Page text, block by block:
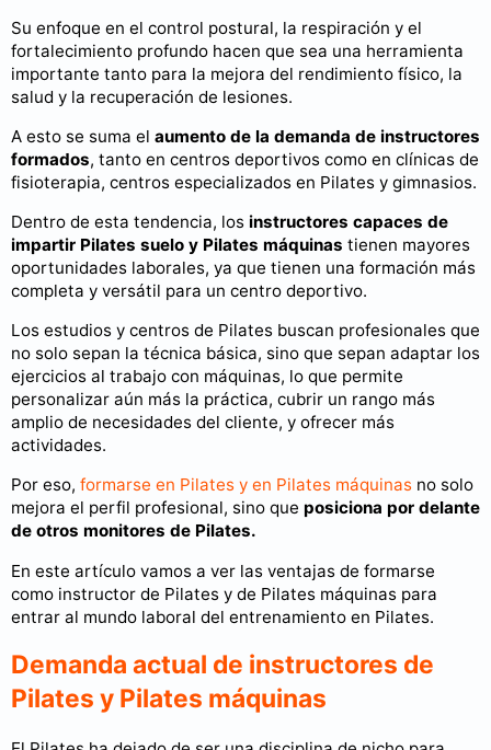
Su enfoque en el control postural, la respiración y el
fortalecimiento profundo hacen que sea una herramienta
importante tanto para la mejora del rendimiento físico, la
salud y la recuperación de lesiones.
A esto se suma el aumento de la demanda de instructores
formados, tanto en centros deportivos como en clínicas de
fisioterapia, centros especializados en Pilates y gimnasios.
Dentro de esta tendencia, los instructores capaces de
impartir Pilates suelo y Pilates máquinas tienen mayores
oportunidades laborales, ya que tienen una formación más
completa y versátil para un centro deportivo.
Los estudios y centros de Pilates buscan profesionales que
no solo sepan la técnica básica, sino que sepan adaptar los
ejercicios al trabajo con máquinas, lo que permite
personalizar aún más la práctica, cubrir un rango más
amplio de necesidades del cliente, y ofrecer más
actividades.
Por eso, formarse en Pilates y en Pilates máquinas no solo
mejora el perfil profesional, sino que posiciona por delante
de otros monitores de Pilates.
En este artículo vamos a ver las ventajas de formarse
como instructor de Pilates y de Pilates máquinas para
entrar al mundo laboral del entrenamiento en Pilates.
Demanda actual de instructores de
Pilates y Pilates máquinas